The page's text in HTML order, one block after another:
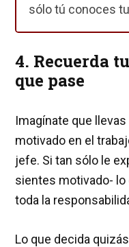
sólo tú conoces
4. Recuerda
que pase
Imagínate que
motivado en el
jefe. Si tan sólo le
sientes motivado-
toda la
Lo que decida